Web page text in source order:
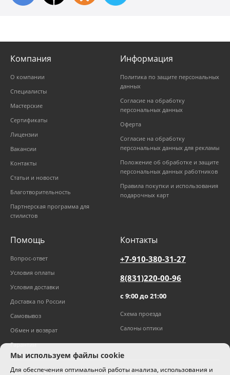
Компания
О компании
Специалисты
Мастерские
Сертификаты
Лицензии
Вакансии
Контакты
Статьи и новости
Благотворительность
Партнерская программа для
стилистов
Информация
Политика по защите персональных
данных
Согласие на обработку
персональных данных
Оферта
Согласие на обработку
персональных данных для рекламы
Положение об обработке и защите
персональных данных работников
Правила покупки и использования
подарочных карт
Помощь
Вопрос-ответ
Условия оплаты
Условия доставки
Доставка по России
Самовывоз
Обмен и возврат
Гарантии
Контакты
+7-910-380-31-27
8(831)220-00-96
с 9:00 до 21:00
Схема проезда
Салоны оптики
Мы используем файлы cookie
Для обеспечения оптимальной работы анализа, использования и